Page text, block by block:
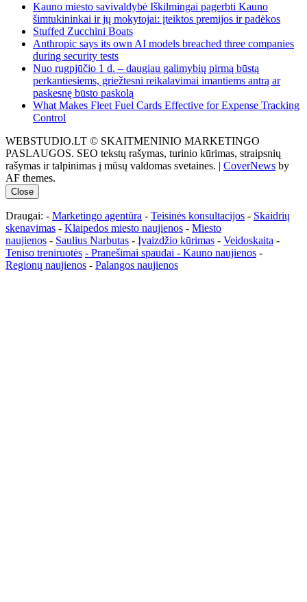
Kauno miesto savivaldybė Iškilmingai pagerbti Kauno
šimtukininkai ir jų mokytojai: įteiktos premijos ir padėkos
Stuffed Zucchini Boats
Anthropic says its own AI models breached three companies
during security tests
Nuo rugpjūčio 1 d. – daugiau galimybių pirmą būstą
perkantiesiems, griežtesni reikalavimai imantiems antrą ar
paskesnę būsto paskolą
What Makes Fleet Fuel Cards Effective for Expense Tracking
Control
WEBSTUDIO.LT © SKAITMENINIO MARKETINGO
PASLAUGOS. SEO tekstų rašymas, turinio kūrimas, straipsnių
rašymas ir talpinimas į mūsų valdomas svetaines. | CoverNews by
AF themes.
Close
Draugai: - Marketingo agentūra - Teisinės konsultacijos - Skaidrių
skenavimas - Klaipedos miesto naujienos - Miesto
naujienos - Saulius Narbutas - Įvaizdžio kūrimas - Veidoskaita -
Teniso treniruotės - Pranešimai spaudai - Kauno naujienos -
Regionų naujienos - Palangos naujienos